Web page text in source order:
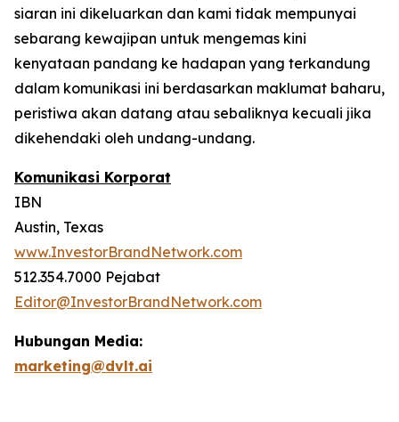
siaran ini dikeluarkan dan kami tidak mempunyai
sebarang kewajipan untuk mengemas kini
kenyataan pandang ke hadapan yang terkandung
dalam komunikasi ini berdasarkan maklumat baharu,
peristiwa akan datang atau sebaliknya kecuali jika
dikehendaki oleh undang-undang.
Komunikasi Korporat
IBN
Austin, Texas
www.InvestorBrandNetwork.com
512.354.7000 Pejabat
Editor@InvestorBrandNetwork.com
Hubungan Media:
marketing@dvlt.ai